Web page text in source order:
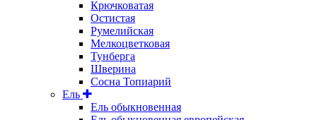
Крючковатая
Остистая
Румелийская
Мелкоцветковая
Тунберга
Шверина
Сосна Топиарий
Ель
Ель обыкновенная